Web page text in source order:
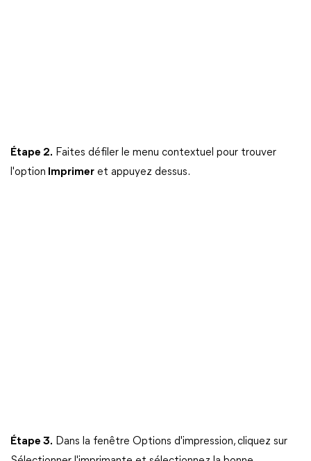
Étape 2. Faites défiler le menu contextuel pour trouver
l'option Imprimer et appuyez dessus.
Étape 3. Dans la fenêtre Options d'impression, cliquez sur